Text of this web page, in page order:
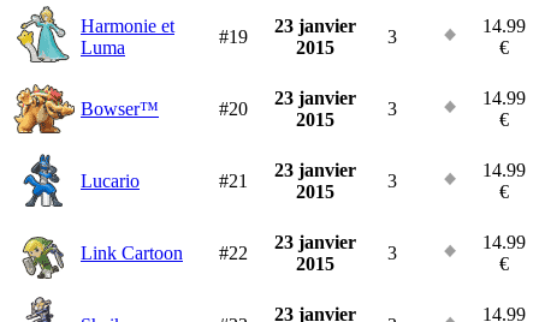
Harmonie et
Luma
#19
23 janvier
2015
3
14.99
€
Bowser™ #20
23 janvier
2015
3
14.99
€
Lucario #21
23 janvier
2015
3
14.99
€
Link Cartoon #22
23 janvier
2015
3
14.99
€
23 janvier 14.99